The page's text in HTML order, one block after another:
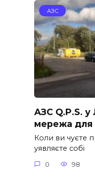
АЗС
АЗС Q.P.S. у
мережа для
Коли ви чуєте
уявляєте собі
0 98